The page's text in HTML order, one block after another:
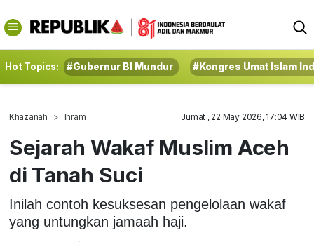
Hot Topics: #Gubernur BI Mundur #Kongres Umat Islam
Khazanah Ihram Jumat , 22 May 2026, 17:04 WIB
Sejarah Wakaf Muslim Aceh
di Tanah Suci
Inilah contoh kesuksesan pengelolaan wakaf
yang untungkan jamaah haji.